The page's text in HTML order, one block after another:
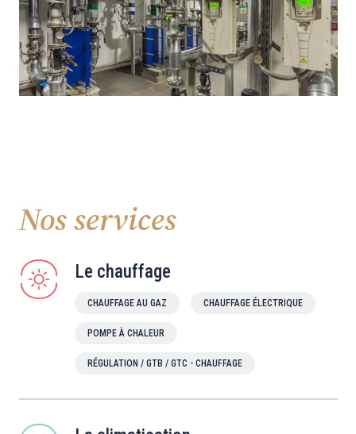
Nos services
Le chauffage
CHAUFFAGE AU GAZ CHAUFFAGE ÉLECTRIQUE
POMPE À CHALEUR
RÉGULATION / GTB / GTC - CHAUFFAGE